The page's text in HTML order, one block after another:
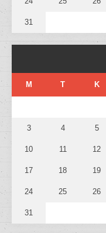
31
M T K
3 4 5
10 11 12
17 18 19
24 25 26
31